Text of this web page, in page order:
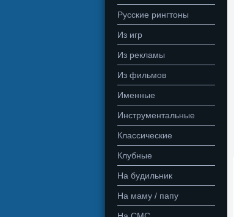
Русские рингтоны
Из игр
Из рекламы
Из фильмов
Именные
Инструментальные
Классические
Клубные
На будильник
На маму / папу